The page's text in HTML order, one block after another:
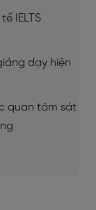
IELTS
dạy hiện
quan tâm sát